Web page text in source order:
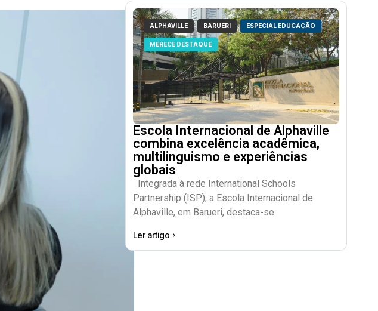
ALPHAVILLE BARUERI ESPECIAL EDUCAÇÃO
MERECE DESTAQUE
Escola Internacional de Alphaville
combina excelência acadêmica,
multilinguismo e experiências
globais
Integrada à rede International Schools
Partnership (ISP), a Escola Internacional de
Alphaville, em Barueri, destaca-se
Ler artigo